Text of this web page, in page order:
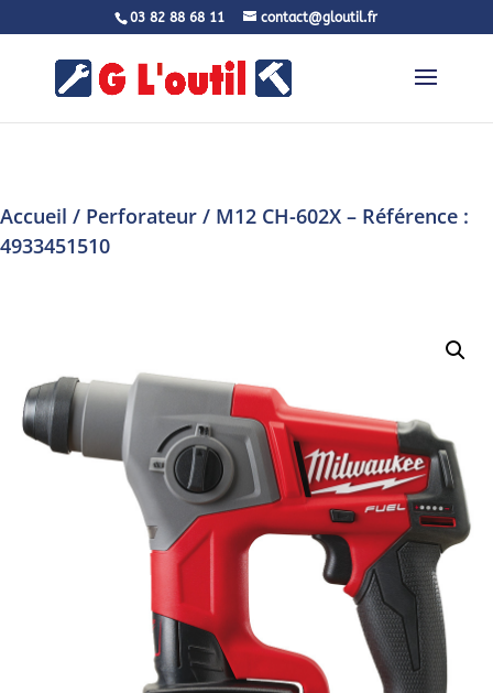
03 82 88 68 11 contact@gloutil.fr
Accueil / Perforateur / M12 CH-602X – Référence :
4933451510